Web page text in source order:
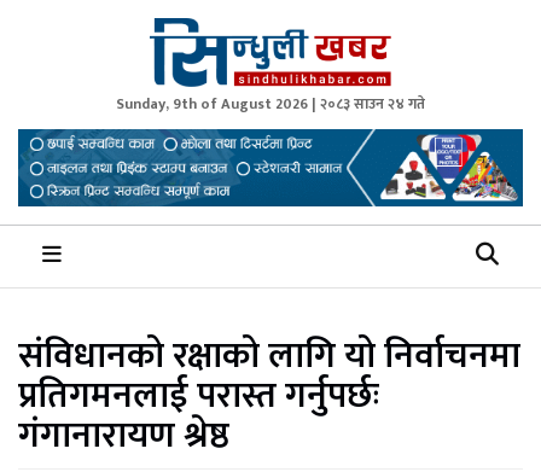
Sindhuli Khabar
News from Sindhuli Nepal
Sunday, 9th of August 2026 | २०८३ साउन २४ गते
संविधानको रक्षाको लागि यो निर्वाचनमा
प्रतिगमनलाई परास्त गर्नुपर्छः
गंगानारायण श्रेष्ठ